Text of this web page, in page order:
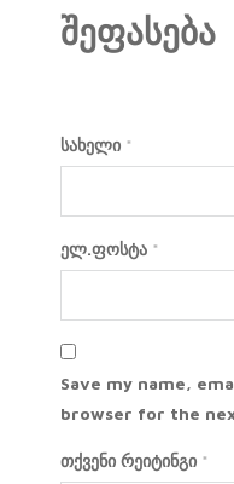
შეფასება
სახელი *
ელ.ფოსტა *
Save my name,
browser for the
თქვენი რეიტინგი *